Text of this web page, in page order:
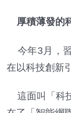
厚積薄發的
今年3月，
在以科技創新
這面叫「科